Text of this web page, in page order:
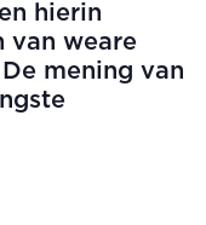
hierin
van weare
mening van